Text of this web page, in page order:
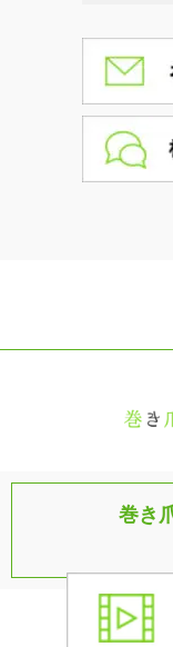
巻き